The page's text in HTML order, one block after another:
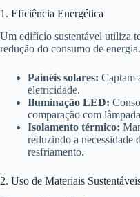
1. Eficiência Energética
Um edifício sustentável utiliza
redução do consumo de
Painéis solares: Captam
eletricidade.
Iluminação LED:
comparação com
Isolamento térmico:
reduzindo a necessidade
resfriamento.
2. Uso de Materiais